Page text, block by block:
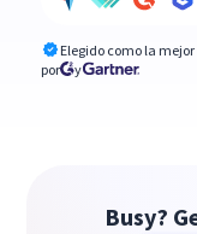
Elegido como la
por
y
Busy?